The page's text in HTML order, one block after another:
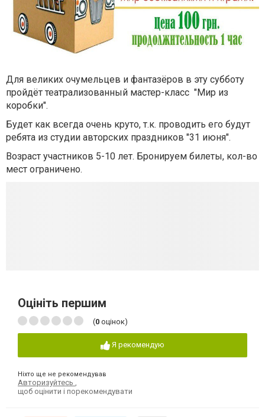
Для великих очумельцев и фантазёров в эту субботу
пройдёт театрализованный мастер-класс "Мир из
коробки".
Будет как всегда очень круто, т.к. проводить его будут
ребята из студии авторских праздников "31 июня".
Возраст участников 5-10 лет. Бронируем билеты, кол-во
мест ограничено.
Оцініть першим
(0 оцінок)
Я рекомендую
Ніхто ще не рекомендував
Авторизуйтесь
щоб оцінити і порекомендувати